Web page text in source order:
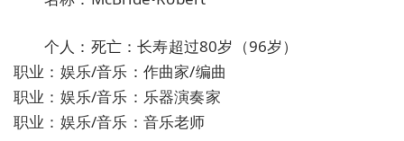
个人：死亡：长寿超过80岁（96岁）
职业：娱乐/音乐：作曲家/编曲
职业：娱乐/音乐：乐器演奏家
职业：娱乐/音乐：音乐老师